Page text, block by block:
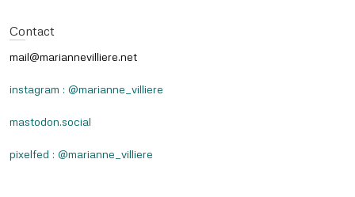
Contact
mail@mariannevilliere.net
instagram : @marianne_villiere
mastodon.social
pixelfed : @marianne_villiere